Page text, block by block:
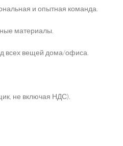
и опытная команда.
материалы.
всех вещей дома/офиса.
не включая НДС).